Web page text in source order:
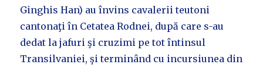
Ginghis Han) au învins cavalerii teutoni
cantonaţi în Cetatea Rodnei, după care s-au
dedat la jafuri şi cruzimi pe tot întinsul
Transilvaniei, şi terminând cu incursiunea din